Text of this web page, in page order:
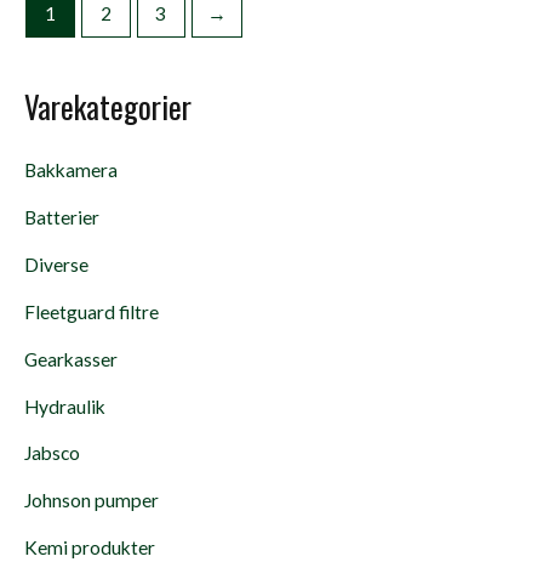
Varekategorier
Bakkamera
Batterier
Diverse
Fleetguard filtre
Gearkasser
Hydraulik
Jabsco
Johnson pumper
Kemi produkter
1 2 3 →